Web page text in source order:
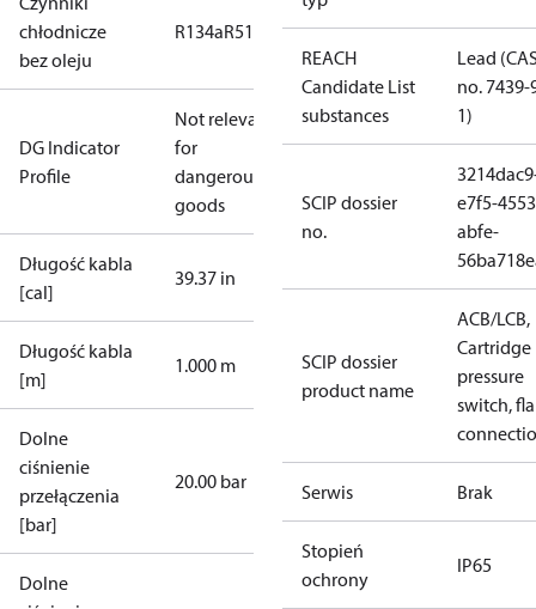
chłodnicze
bez oleju
R134aR513A
DG Indicator
Profile
Not relevant
for
dangerous
goods
Długość kabla
[cal]
39.37 in
Długość kabla
[m]
1.000 m
Dolne
ciśnienie
przełączenia
[bar]
20.00 bar
Dolne
REACH
Candidate List
substances
Lead
no. 7439-
1)
SCIP dossier
no.
e7f5-
abfe-
SCIP dossier
product name
ACB/LCB,
Cartridge
pressure
switch,
Serwis Brak
Stopień
ochrony
IP65